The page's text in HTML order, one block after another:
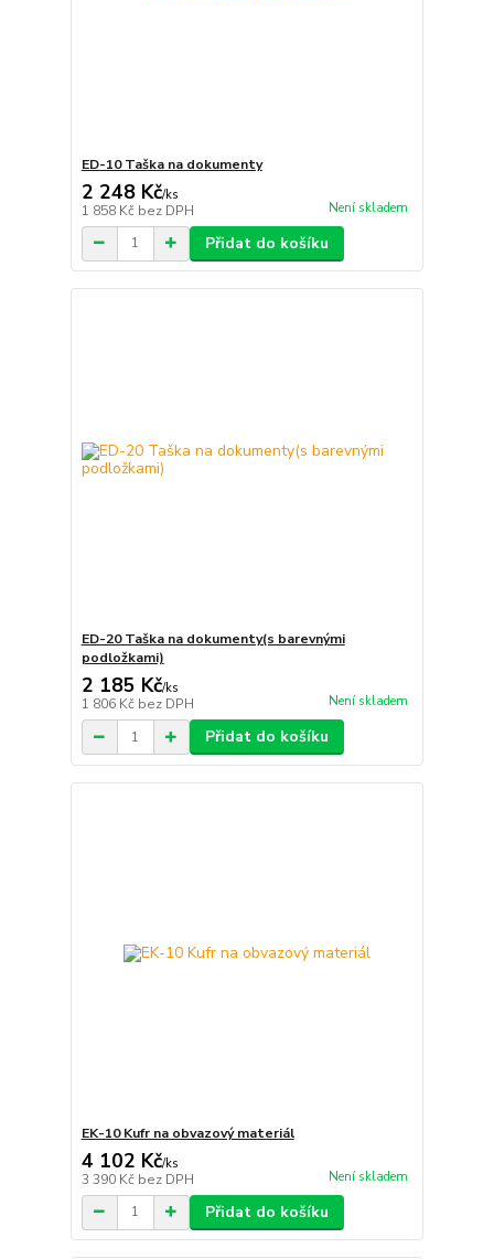
ED-10 Taška na dokumenty
2 248 Kč/ks
1 858 Kč bez DPH Není skladem
Přidat do košíku
ED-20 Taška na dokumenty(s barevnými
podložkami)
2 185 Kč/ks
1 806 Kč bez DPH Není skladem
Přidat do košíku
EK-10 Kufr na obvazový materiál
4 102 Kč/ks
3 390 Kč bez DPH Není skladem
Přidat do košíku